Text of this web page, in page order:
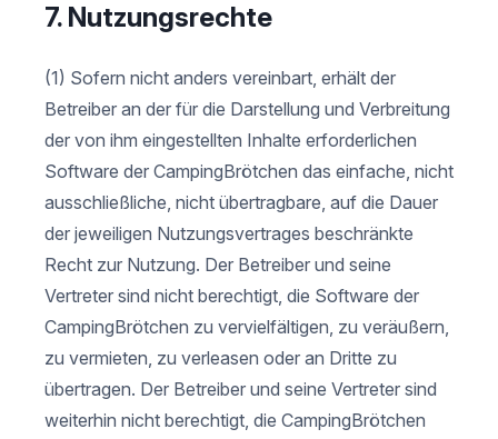
7. Nutzungsrechte
(1) Sofern nicht anders vereinbart, erhält der
Betreiber an der für die Darstellung und Verbreitung
der von ihm eingestellten Inhalte erforderlichen
Software der CampingBrötchen das einfache, nicht
ausschließliche, nicht übertragbare, auf die Dauer
der jeweiligen Nutzungsvertrages beschränkte
Recht zur Nutzung. Der Betreiber und seine
Vertreter sind nicht berechtigt, die Software der
CampingBrötchen zu vervielfältigen, zu veräußern,
zu vermieten, zu verleasen oder an Dritte zu
übertragen. Der Betreiber und seine Vertreter sind
weiterhin nicht berechtigt, die CampingBrötchen